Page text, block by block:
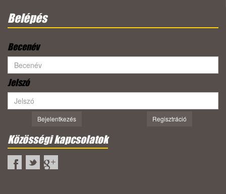
Belépés
Becenév
Jelszó
Bejelentkezés Regisztráció
Közösségi kapcsolatok